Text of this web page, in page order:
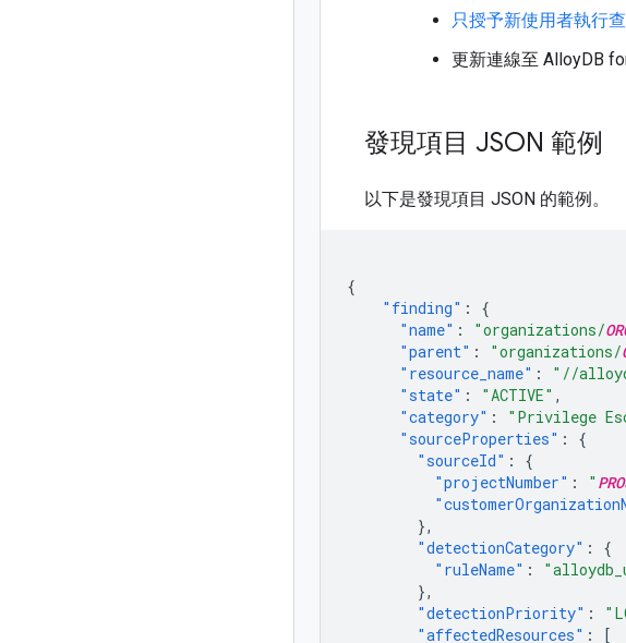
只授予新使用者執行
更新連線至 AlloyDB
發現項目 JSON 範例
以下是發現項目 JSON 的範例。
{
"finding" :
{
"name" : "organizations/
"parent" : "organizations/
"resource_name" : "//
"state" : "ACTIVE" ,
"category" : "Privilege
"sourceProperties" :
{
"sourceId" :
{
"projectNumber" : "
},
"detectionCategory" :
{
"ruleName" :
},
"detectionPriority" :
"affectedResources" :
[